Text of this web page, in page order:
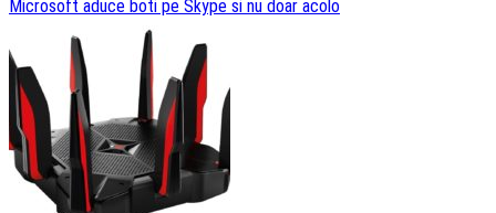
Microsoft aduce boti pe Skype si nu doar acolo